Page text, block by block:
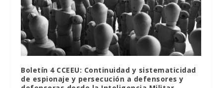
Boletín 4 CCEEU: Continuidad y sistematicidad
de espionaje y persecución a defensores y